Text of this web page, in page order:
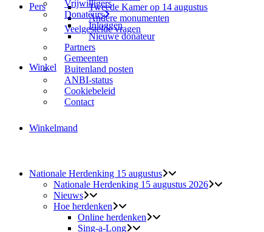
Tweede Kamer op 14 augustus
Andere monumenten
Veelgestelde vragen
Vrijwilligers
Donateurs
Inloggen
Nieuwe donateur
Partners
Gemeenten
Buitenland posten
ANBI-status
Cookiebeleid
Contact
Pers
Winkel
Winkelmand
Nationale Herdenking 15 augustus
Nationale Herdenking 15 augustus 2026
Nieuws
Hoe herdenken
Online herdenken
Sing-a-Long